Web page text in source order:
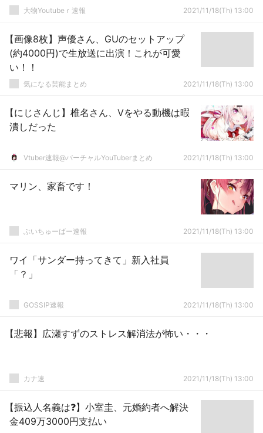
大物Youtubeｒ速報 2021/11/18(Th) 13:00
【画像8枚】声優さん、GUのセットアップ
(約4000円)で生放送に出演！これが可愛
い！！
気になる芸能まとめ 2021/11/18(Th) 13:00
【にじさんじ】椎名さん、Vをやる動機は暇
潰しだった
Vtuber速報@バーチャルYouTuberまとめ 2021/11/18(Th) 13:00
マリン、家畜です！
ぶいちゅーばー速報 2021/11/18(Th) 13:00
ワイ「サンダー持ってきて」新入社員
「？」
GOSSIP速報 2021/11/18(Th) 13:00
【悲報】広瀬すずのストレス解消法が怖い・・・
カナ速 2021/11/18(Th) 13:00
【振込人名義は❓】小室圭、元婚約者へ解決
金409万3000円支払い